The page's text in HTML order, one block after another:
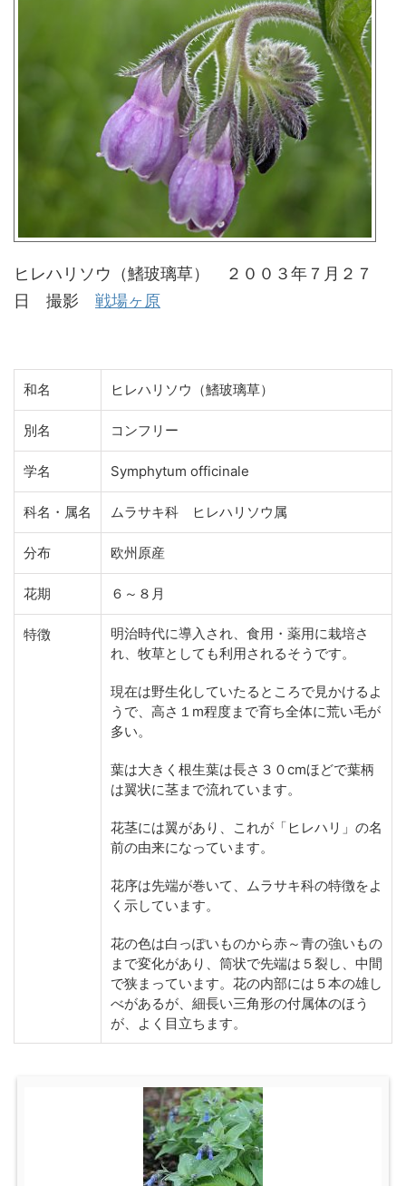
ヒレハリソウ（鰭玻璃草） ２００３年７月２７
日 撮影 戦場ヶ原
和名 ヒレハリソウ（鰭玻璃草）
別名 コンフリー
学名 Symphytum officinale
科名・属名 ムラサキ科 ヒレハリソウ属
分布 欧州原産
花期 ６～８月
特徴
明治時代に導入され、食用・薬用に栽培さ
れ、牧草としても利用されるそうです。
現在は野生化していたるところで見かけるよ
うで、高さ１m程度まで育ち全体に荒い毛が
多い。
葉は大きく根生葉は長さ３０cmほどで葉柄
は翼状に茎まで流れています。
花茎には翼があり、これが「ヒレハリ」の名
前の由来になっています。
花序は先端が巻いて、ムラサキ科の特徴をよ
く示しています。
花の色は白っぽいものから赤～青の強いもの
まで変化があり、筒状で先端は５裂し、中間
で狭まっています。花の内部には５本の雄し
べがあるが、細長い三角形の付属体のほう
が、よく目立ちます。